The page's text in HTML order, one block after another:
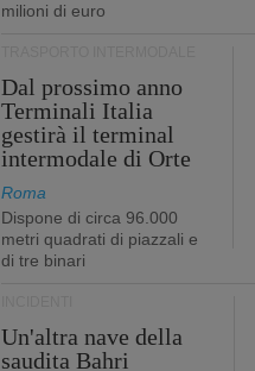
milioni di euro
Dal prossimo anno
Terminali Italia
gestirà il terminal
intermodale di Orte
Roma
Dispone di circa 96.000
metri quadrati di piazzali e
di tre binari
Un'altra nave della
saudita Bahri